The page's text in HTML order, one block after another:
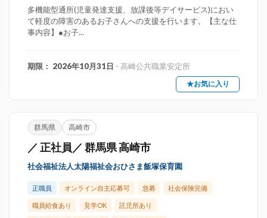
多機能型通所(児童発達支援、放課後等デイサービス)におい
て軽度の障害のあるお子さんへの支援を行います。【主な仕
事内容】●お子...
期限： 2026年10月31日 - 高崎公共職業安定所
★お気に入り
群馬県 高崎市
／ 正社員／ 群馬県 高崎市
社会福祉法人太陽福祉会おひさま飯塚保育園
正職員 オンライン自主応募可 急募 社会保険完備
職員給食あり 見学OK 託児所あり